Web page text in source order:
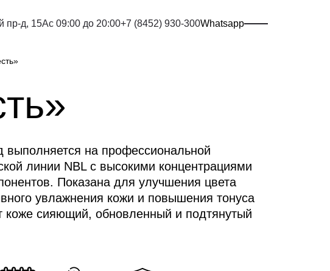
пр-д, 15Ас 09:00 до 20:00+7 (8452) 930-300Whatsapp
выполняется на профессиональной
линии NBL с высокими концентрациями
Показана для улучшения цвета
увлажнения кожи и повышения тонуса
коже сияющий, обновленный и подтянутый